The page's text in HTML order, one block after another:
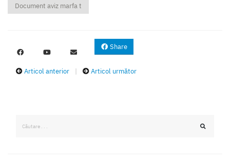
Document aviz marfa t
Share
Articol anterior | Articol următor